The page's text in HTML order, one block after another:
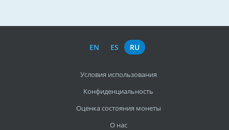
EN ES RU
Условия использования
Конфиденциальность
Оценка состояния монеты
О нас